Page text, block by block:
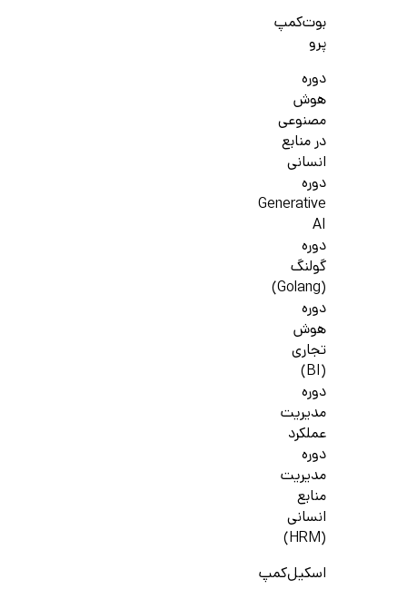
بوت‌کمپ
پرو
دوره
هوش
مصنوعی
در منابع
انسانی
دوره
Generative
AI
دوره
گولنگ
(Golang)
دوره
هوش
تجاری
(BI)
دوره
مدیریت
عملکرد
دوره
مدیریت
منابع
انسانی
(HRM)
اسکیل‌کمپ